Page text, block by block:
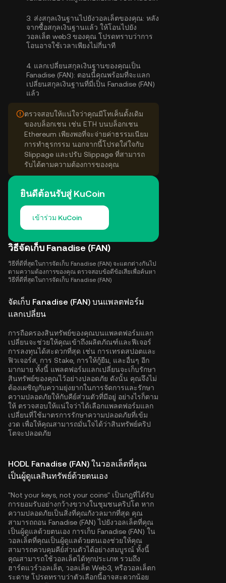
3. ส่งสกุลเงินฐานไปยังวอลเล็ตของคุณ: หลัง
จากซื้อสกุลเงินฐานแล้ว ให้โอนไปยัง
วอลเล็ต web3 ของคุณ โปรดทราบว่าการ
โอนอาจใช้เวลาเพียงไม่กี่นาที
4. แลกเปลี่ยนสกุลเงินฐานของคุณเป็น
Fanadise (FAN): ตอนนี้คุณพร้อมที่จะแลก
เปลี่ยนสกุลเงินฐานที่มี่เป็น Fanadise (FAN)
แล้ว
ตรวจสอบให้แน่ใจว่าคุณมีโทเค็นดั้งเดิม
ของบล็อกเชน เช่น ETH บนบล็อกเชน
Ethereum เพียงพอที่จะจ่ายค่าธรรมเนียม
การทำธุรกรรม นอกจากนี้โปรดใส่ใจกับ
Slippage และปรับ Slippage ที่สามารถ
รับได้ตามความต้องการของคุณ
ยินดีต้อนรับสู่ KuCoin
เข้าร่วม KuCoin
วิธีจัดเก็บ Fanadise (FAN)
วิธีที่ดีที่สุดในการจัดเก็บ Fanadise (FAN) จะแตกต่างกันไป
ตามความต้องการของคุณ ตรวจสอบข้อดีข้อเสียเพื่อค้นหา
วิธีที่ดีที่สุดในการจัดเก็บ Fanadise (FAN)
จัดเก็บ Fanadise (FAN) บนแพลตฟอร์ม
แลกเปลี่ยน
การถือครองสินทรัพย์ของคุณบนแพลตฟอร์มแลก
เปลี่ยนจะช่วยให้คุณเข้าถึงผลิตภัณฑ์และฟีเจอร์
การลงทุนได้สะดวกที่สุด เช่น การเทรดสปอตและ
ฟิวเจอร์ส, การ Stake, การให้กู้ยืม, และอื่นๆ อีก
มากมาย ทั้งนี้ แพลตฟอร์มแลกเปลี่ยนจะเก็บรักษา
สินทรัพย์ของคุณไว้อย่างปลอดภัย ดังนั้น คุณจึงไม่
ต้องเผชิญกับความยุ่งยากในการจัดการและรักษา
ความปลอดภัยให้กับคีย์ส่วนตัวที่มีอยู่ อย่างไรก็ตาม
ให้ ตรวจสอบให้แน่ใจว่าได้เลือกแพลตฟอร์มแลก
เปลี่ยนที่ใช้มาตรการรักษาความปลอดภัยที่เข้ม
งวด เพื่อให้คุณสามารถมั่นใจได้ว่าสินทรัพย์คริป
โตจะปลอดภัย
HODL Fanadise (FAN) ในวอลเล็ตที่คุณ
เป็นผู้ดูแลสินทรัพย์ด้วยตนเอง
"Not your keys, not your coins" เป็นกฎที่ได้รับ
การยอมรับอย่างกว้างขวางในชุมชนคริปโต หาก
ความปลอดภัยเป็นสิ่งที่คุณกังวลมากที่สุด คุณ
สามารถถอน Fanadise (FAN) ไปยังวอลเล็ตที่คุณ
เป็นผู้ดูแลด้วยตนเอง การเก็บ Fanadise (FAN) ใน
วอลเล็ตที่คุณเป็นผู้ดูแลด้วยตนเองช่วยให้คุณ
สามารถควบคุมคีย์ส่วนตัวได้อย่างสมบูรณ์ ทั้งนี้
คุณสามารถใช้วอลเล็ตได้ทุกประเภท รวมถึง
ฮาร์ดแวร์วอลเล็ต, วอลเล็ต Web3, หรือวอลเล็ตก
ระดาษ โปรดทราบว่าตัวเลือกนี้อาจสะดวกน้อย